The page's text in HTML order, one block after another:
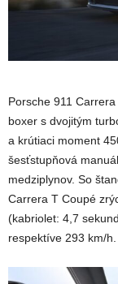
Porsche 911
boxer s dvojitým
a krútiaci moment
šesťstupňová
medziplynov. So
Carrera T Coupé
(kabriolet: 4,7
respektíve 293 km/h.